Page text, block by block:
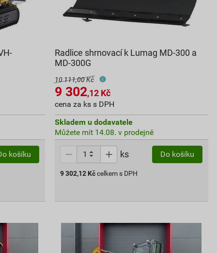
košíku
Radlice shrnovací k Lumag MD-300 a
MD-300G
10 111,00 Kč
9 302,12Kč
cena za ks s DPH
Skladem u dodavatele
Můžete mít 14.08. v prodejně
ks Do košíku
9 302,12 Kč celkem s DPH